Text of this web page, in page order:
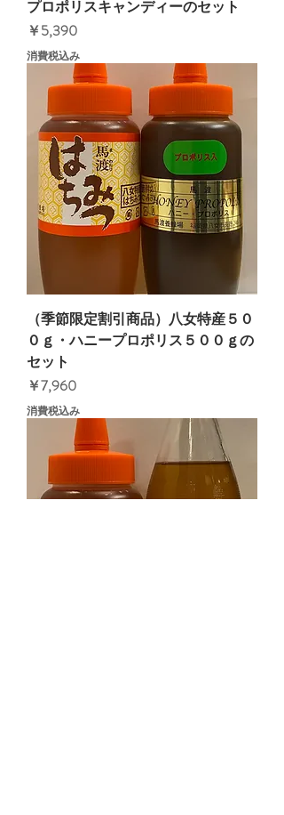
プロポリスキャンディーのセット
価格
￥5,390
消費税込み
（季節限定割引商品）八女特産５０
０ｇ・ハニープロポリス５００ｇの
セット
価格
￥7,960
消費税込み